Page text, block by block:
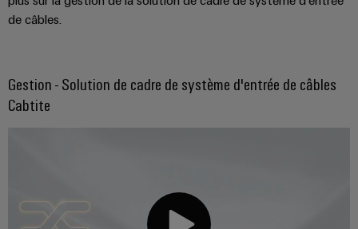
de câbles.
Gestion - Solution de cadre de système d'entrée de câbles
Cabtite